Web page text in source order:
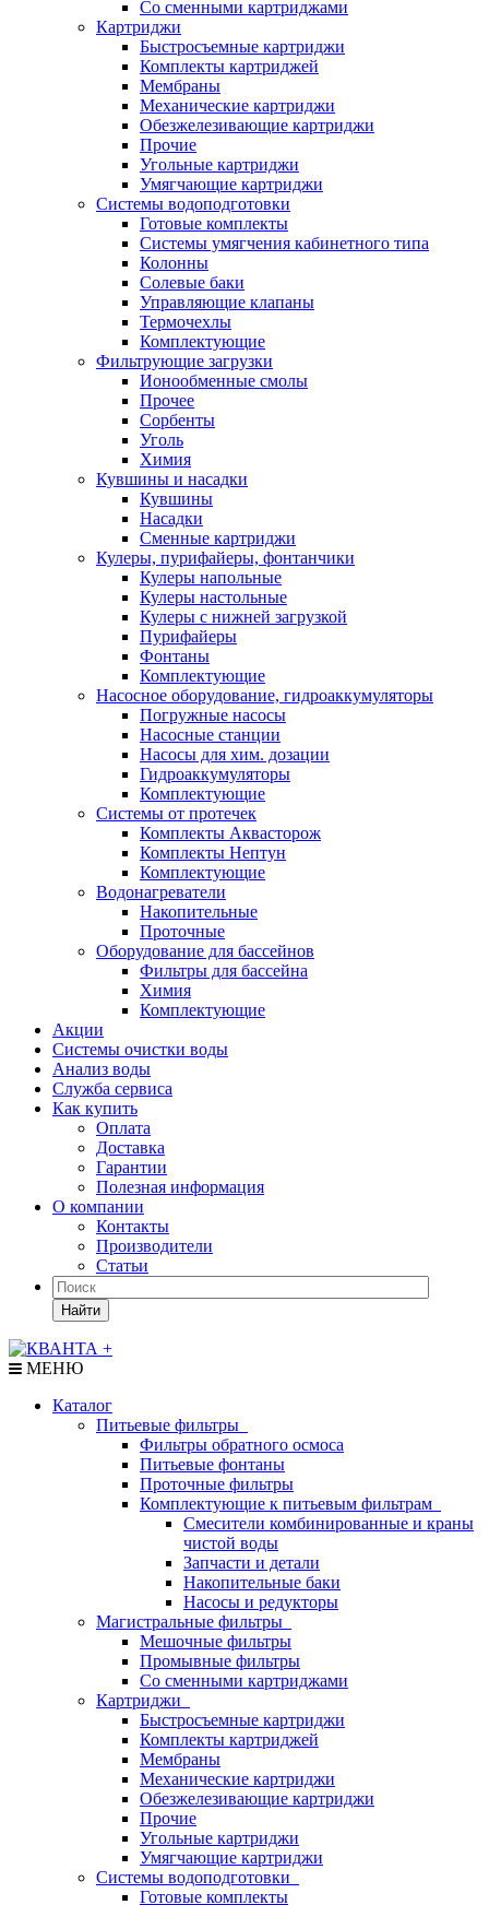
Со сменными картриджами
Картриджи
Быстросъемные картриджи
Комплекты картриджей
Мембраны
Механические картриджи
Обезжелезивающие картриджи
Прочие
Угольные картриджи
Умягчающие картриджи
Системы водоподготовки
Готовые комплекты
Системы умягчения кабинетного типа
Колонны
Солевые баки
Управляющие клапаны
Термочехлы
Комплектующие
Фильтрующие загрузки
Ионообменные смолы
Прочее
Сорбенты
Уголь
Химия
Кувшины и насадки
Кувшины
Насадки
Сменные картриджи
Кулеры, пурифайеры, фонтанчики
Кулеры напольные
Кулеры настольные
Кулеры с нижней загрузкой
Пурифайеры
Фонтаны
Комплектующие
Насосное оборудование, гидроаккумуляторы
Погружные насосы
Насосные станции
Насосы для хим. дозации
Гидроаккумуляторы
Комплектующие
Системы от протечек
Комплекты Аквасторож
Комплекты Нептун
Комплектующие
Водонагреватели
Накопительные
Проточные
Оборудование для бассейнов
Фильтры для бассейна
Химия
Комплектующие
Акции
Системы очистки воды
Анализ воды
Служба сервиса
Как купить
Оплата
Доставка
Гарантии
Полезная информация
О компании
Контакты
Производители
Статьи
Найти
МЕНЮ
Каталог
Питьевые фильтры
Фильтры обратного осмоса
Питьевые фонтаны
Проточные фильтры
Комплектующие к питьевым фильтрам
Смесители комбинированные и краны
чистой воды
Запчасти и детали
Накопительные баки
Насосы и редукторы
Магистральные фильтры
Мешочные фильтры
Промывные фильтры
Со сменными картриджами
Картриджи
Быстросъемные картриджи
Комплекты картриджей
Мембраны
Механические картриджи
Обезжелезивающие картриджи
Прочие
Угольные картриджи
Умягчающие картриджи
Системы водоподготовки
Готовые комплекты